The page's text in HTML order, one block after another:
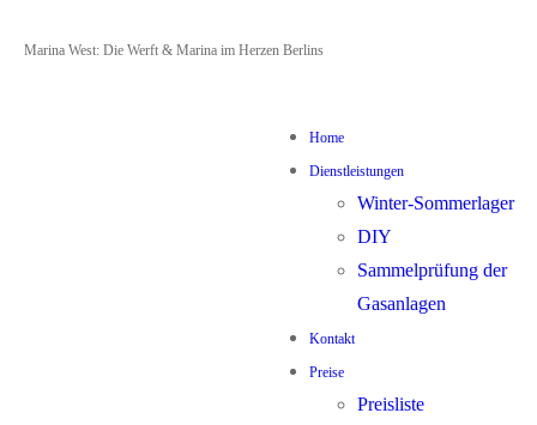
Zum
Menü
Schließen
Marina West: Die Werft & Marina im Herzen Berlins
Home
Dienstleistungen
Winter-Sommerlager
DIY
Sammelprüfung der
Gasanlagen
Kontakt
Preise
Preisliste